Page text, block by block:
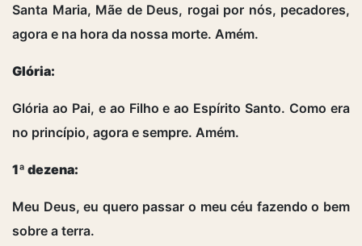
Santa Maria, Mãe de Deus, rogai por nós, pecadores,
agora e na hora da nossa morte. Amém.
Glória:
Glória ao Pai, e ao Filho e ao Espírito Santo. Como era
no princípio, agora e sempre. Amém.
1ª dezena:
Meu Deus, eu quero passar o meu céu fazendo o bem
sobre a terra.